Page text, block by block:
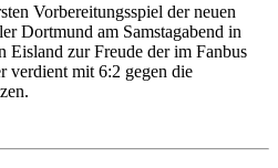
Vorbereitungsspiel der neuen
Dortmund am Samstagabend in
Eisland zur Freude der im Fanbus
verdient mit 6:2 gegen die